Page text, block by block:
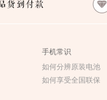
手机常识
如何分辨原装电池
如何享受全国联保